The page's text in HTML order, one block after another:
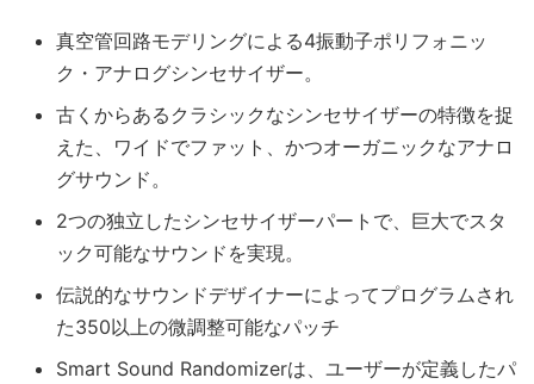
真空管回路モデリングによる4振動子ポリフォニッ
ク・アナログシンセサイザー。
古くからあるクラシックなシンセサイザーの特徴を捉
えた、ワイドでファット、かつオーガニックなアナロ
グサウンド。
2つの独立したシンセサイザーパートで、巨大でスタ
ック可能なサウンドを実現。
伝説的なサウンドデザイナーによってプログラムされ
た350以上の微調整可能なパッチ
Smart Sound Randomizerは、ユーザーが定義したパ